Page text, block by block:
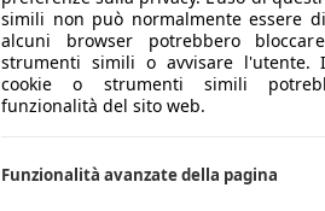
simili non può normalmente essere
alcuni browser potrebbero
strumenti simili o avvisare l'utente.
cookie o strumenti simili
funzionalità del sito web.
Funzionalità avanzate della pagina